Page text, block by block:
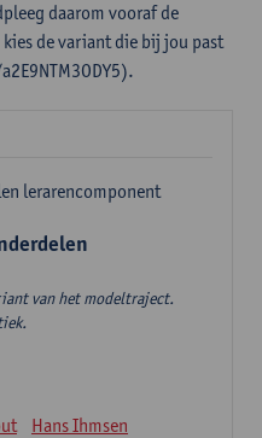
daarom vooraf de
de variant die bij jou past
lerarencomponent
van het modeltraject.
Hans Ihmsen